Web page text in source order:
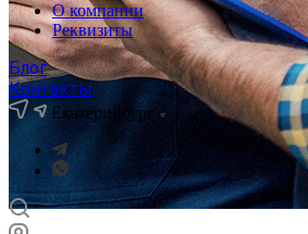
О компании
Реквизиты
Блог
Контакты
Екатеринбург